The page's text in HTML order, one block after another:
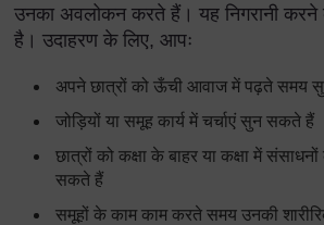
उनका अवलोकन करते हैं। यह निगरानी
है। उदाहरण के लिए, आपः
अपने छात्रों को ऊँची आवाज में पढ़ते समय
जोड़ियों या समूह कार्य में चर्चाएं सुन सकते हैं
छात्रों को कक्षा के बाहर या कक्षा में
सकते हैं
समूहों के काम काम करते समय उनकी